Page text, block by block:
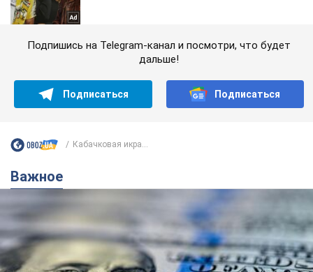
Подпишись на Telegram-канал и посмотри, что будет
дальше!
Подписаться Подписаться
Кабачковая икра...
Важное